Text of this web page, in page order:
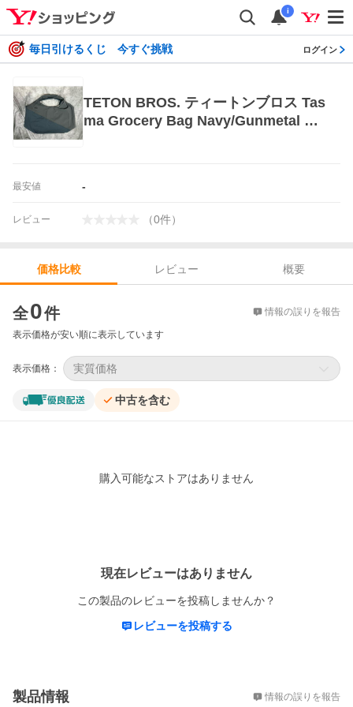
i
毎日引けるくじ 今すぐ挑戦 ログイン
TETON BROS. ティートンブロス Tas
ma Grocery Bag Navy/Gunmetal 軽
最安値 -
レビュー （0件）
価格比較 レビュー
概要
全0件 情報の誤りを報告
表示価格が安い順に表示しています
表示価格： 実質価格
中古を含む
購入可能なストアはありません
現在レビューはありません
この製品のレビューを投稿しませんか？
レビューを投稿する
製品情報 情報の誤りを報告